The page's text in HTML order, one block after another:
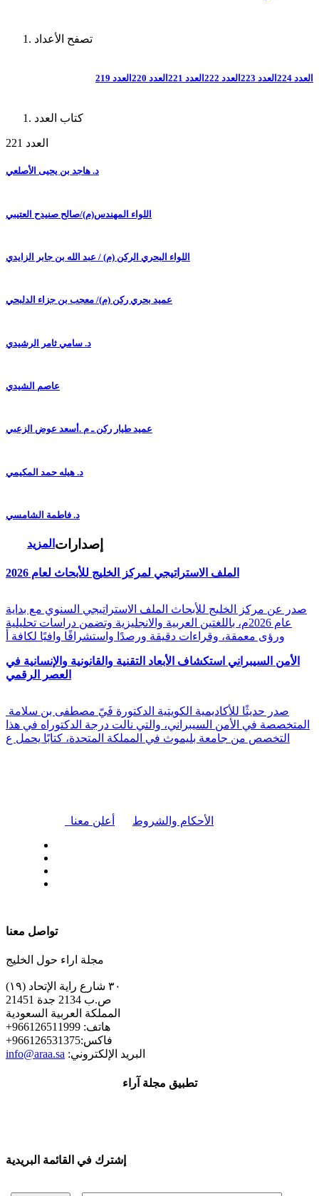
تصفح الأعداد
العدد 224 العدد 223 العدد 222 العدد 221 العدد 220 العدد 219
كتاب العدد
العدد 221
د. هاجد بن يحيى الأصلعي
اللواء المهندس(م)/صالح صنيدح العتيبي
اللواء البحري الركن (م) / عبد الله بن جابر الزايدي
عميد بحري ركن (م)/ معجب بن جزاء الدلبحي
د. سامي ثامر الرشيدي
عاصم الشيدي
عميد طيار ركن ـ م .أسعد عوض الزعبي
د. هيله حمد المكيمي
د. فاطمة الشامسي
المزيد إصدارات
الملف الاستراتيجي لمركز الخليج للأبحاث لعام 2026
صدر عن مركز الخليج للأبحاث الملف الاستراتيجي السنوي مع بداية
عام 2026م، باللغتين العربية والانجليزية وتضمن دراسات تحليلية
ورؤى معمقة، وقراءات دقيقة ورصدًا واستشرافًا وافيًا لكافة أ
الأمن السيبراني استكشاف الأبعاد التقنية والقانونية والإنسانية في
العصر الرقمي
المتخصصة في الأمن السيبراني، والتي نالت درجة الدكتوراه في هذا
التخصص من جامعة بليموث في المملكة المتحدة، كتابًا يحمل ع
أعلن معنا الأحكام والشروط
تواصل معنا
مجلة اراء حول الخليج
٣٠ شارع راية الإتحاد (١٩)
ص.ب 2134 جدة 21451
المملكة العربية السعودية
+هاتف: 966126511999
+فاكس:966126531375
info@araa.sa :البريد الإلكتروني
تطبيق مجلة آراء
إشترك في القائمة البريدية